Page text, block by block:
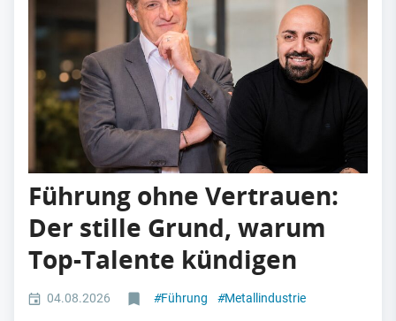
Führung ohne Vertrauen:
Der stille Grund, warum
Top-Talente kündigen
04.08.2026 #Führung #Metallindustrie